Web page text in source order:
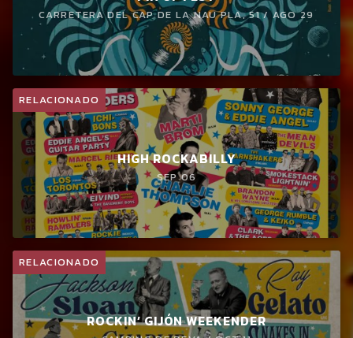
CARRETERA DEL CAP DE LA NAU PLA, 51 / AGO 29
RELACIONADO
HIGH ROCKABILLY
SEP 06
RELACIONADO
ROCKIN’ GIJÓN WEEKENDER